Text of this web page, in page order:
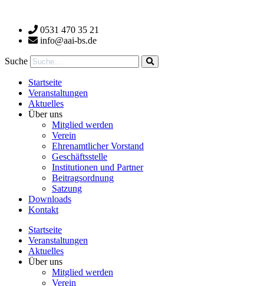
wechseln 0531 470 35 21
info@aai-bs.de
Suche
Startseite
Veranstaltungen
Aktuelles
Über uns
Mitglied werden
Verein
Ehrenamtlicher Vorstand
Geschäftsstelle
Institutionen und Partner
Beitragsordnung
Satzung
Downloads
Kontakt
Startseite
Veranstaltungen
Aktuelles
Über uns
Mitglied werden
Verein